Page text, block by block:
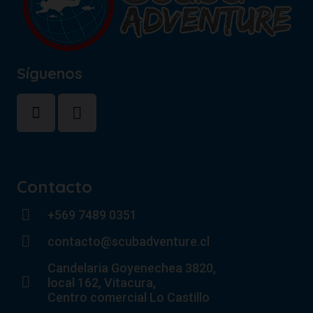
Síguenos
Contacto
+569 7489 0351
contacto@scubadventure.cl
Candelaria Goyenechea 3820,
local 162, Vitacura,
Centro comercial Lo Castillo